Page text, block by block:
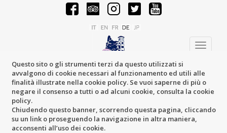
Questo sito o gli strumenti terzi da questo utilizzati si
avvalgono di cookie necessari al funzionamento ed utili alle
finalità illustrate nella cookie policy. Se vuoi saperne di più o
negare il consenso a tutti o ad alcuni cookie, consulta la cookie
policy.
Chiudendo questo banner, scorrendo questa pagina, cliccando
su un link o proseguendo la navigazione in altra maniera,
acconsenti all’uso dei cookie.
Toggle